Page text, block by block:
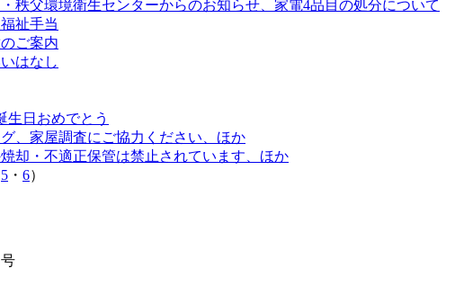
秩父環境衛生センターからのお知らせ、家電4品目の処分について
祉手当
ご案内
はなし
生日おめでとう
、家屋調査にご協力ください、ほか
却・不適正保管は禁止されています、ほか
5 ・ 6）